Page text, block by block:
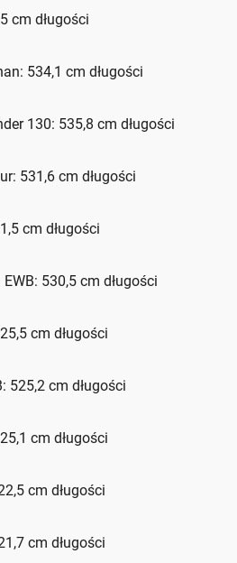
cm długości
534,1 cm długości
130: 535,8 cm długości
531,6 cm długości
cm długości
530,5 cm długości
cm długości
525,2 cm długości
cm długości
cm długości
cm długości